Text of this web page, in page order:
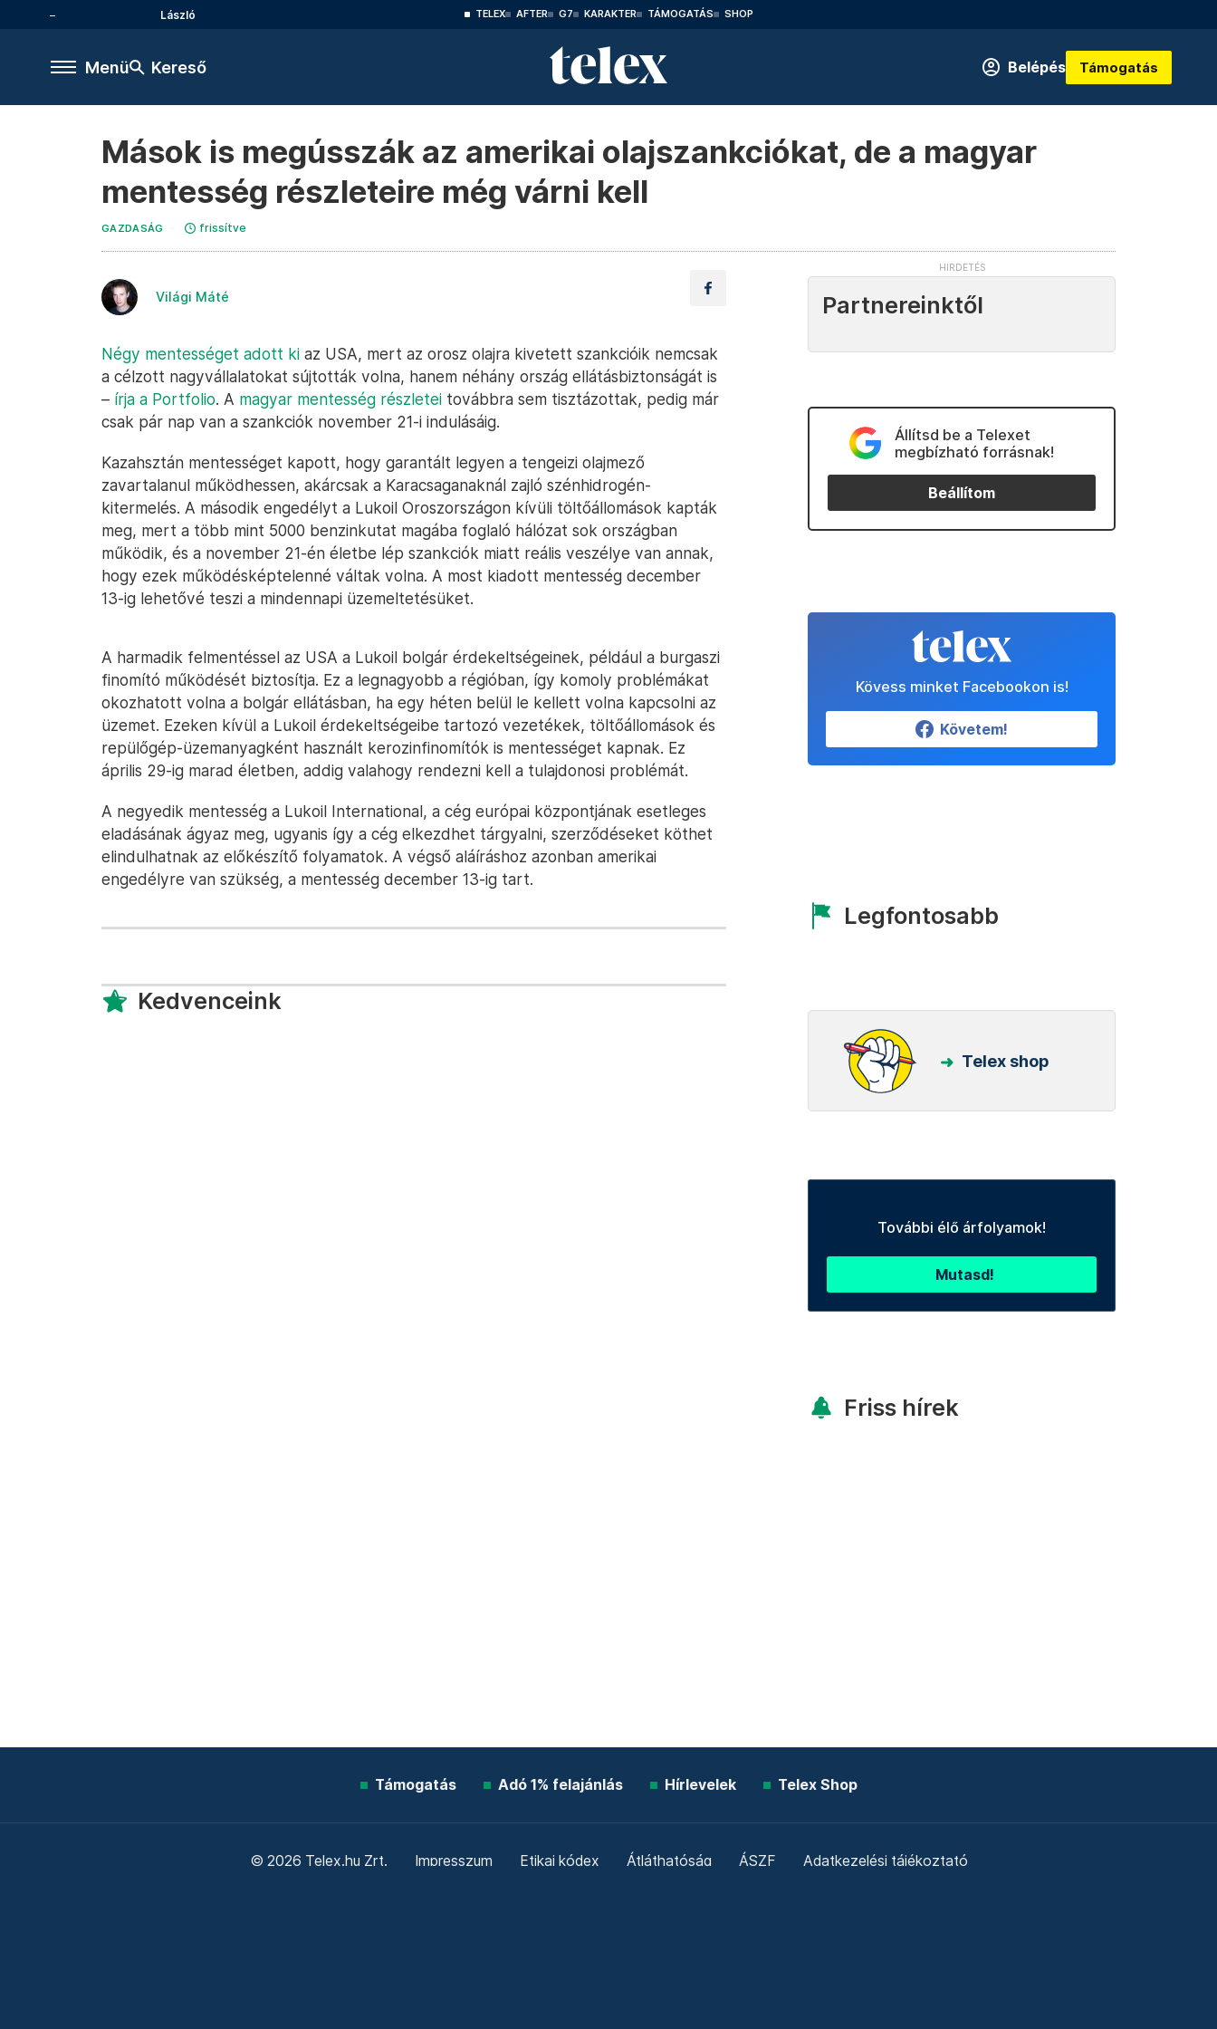
László TELEX AFTER G7 KARAKTER TÁMOGATÁS SHOP
Menü Kereső Belépés Támogatás
Mások is megússzák az amerikai olajszankciókat, de a magyar
mentesség részleteire még várni kell
GAZDASÁG frissítve
Világi Máté
Négy mentességet adott ki az USA, mert az orosz olajra kivetett szankcióik nemcsak
a célzott nagyvállalatokat sújtották volna, hanem néhány ország ellátásbiztonságát is
– írja a Portfolio. A magyar mentesség részletei továbbra sem tisztázottak, pedig már
csak pár nap van a szankciók november 21-i indulásáig.
Kazahsztán mentességet kapott, hogy garantált legyen a tengeizi olajmező
zavartalanul működhessen, akárcsak a Karacsaganaknál zajló szénhidrogén-
kitermelés. A második engedélyt a Lukoil Oroszországon kívüli töltőállomások kapták
meg, mert a több mint 5000 benzinkutat magába foglaló hálózat sok országban
működik, és a november 21-én életbe lép szankciók miatt reális veszélye van annak,
hogy ezek működésképtelenné váltak volna. A most kiadott mentesség december
13-ig lehetővé teszi a mindennapi üzemeltetésüket.
A harmadik felmentéssel az USA a Lukoil bolgár érdekeltségeinek, például a burgaszi
finomító működését biztosítja. Ez a legnagyobb a régióban, így komoly problémákat
okozhatott volna a bolgár ellátásban, ha egy héten belül le kellett volna kapcsolni az
üzemet. Ezeken kívül a Lukoil érdekeltségeibe tartozó vezetékek, töltőállomások és
repülőgép-üzemanyagként használt kerozinfinomítók is mentességet kapnak. Ez
április 29-ig marad életben, addig valahogy rendezni kell a tulajdonosi problémát.
A negyedik mentesség a Lukoil International, a cég európai központjának esetleges
eladásának ágyaz meg, ugyanis így a cég elkezdhet tárgyalni, szerződéseket köthet
elindulhatnak az előkészítő folyamatok. A végső aláíráshoz azonban amerikai
engedélyre van szükség, a mentesség december 13-ig tart.
Kedvenceink
Partnereinktől
Állítsd be a Telexet
megbízható forrásnak!
Beállítom
Kövess minket Facebookon is!
Követem!
Legfontosabb
Telex shop
További élő árfolyamok!
Mutasd!
Friss hírek
Támogatás Adó 1% felajánlás Hírlevelek Telex Shop
© 2026 Telex.hu Zrt. Impresszum Etikai kódex Átláthatóság ÁSZF Adatkezelési tájékoztató